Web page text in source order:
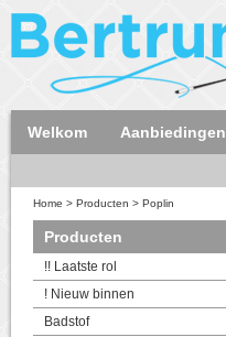
Welkom Aanbiedingen
Home > Producten > Poplin
Producten
!! Laatste rol
! Nieuw binnen
Badstof